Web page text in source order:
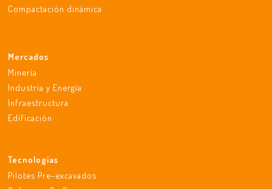
Compactación dinámica
Mercados
Minería
Industria y Energía
Infraestructura
Edificación
Tecnologías
Pilotes Pre-excavados